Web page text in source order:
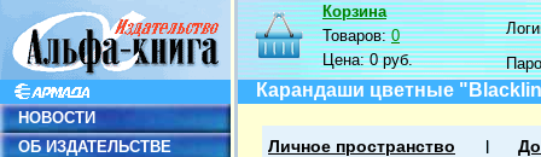
НОВОСТИ
ОБ ИЗДАТЕЛЬСТВЕ
Корзина
Товаров:0
Цена:0 руб.
Карандаши цветные
Личное пространство